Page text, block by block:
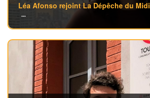
Léa Afonso rejoint La Dépêche du Midi
...